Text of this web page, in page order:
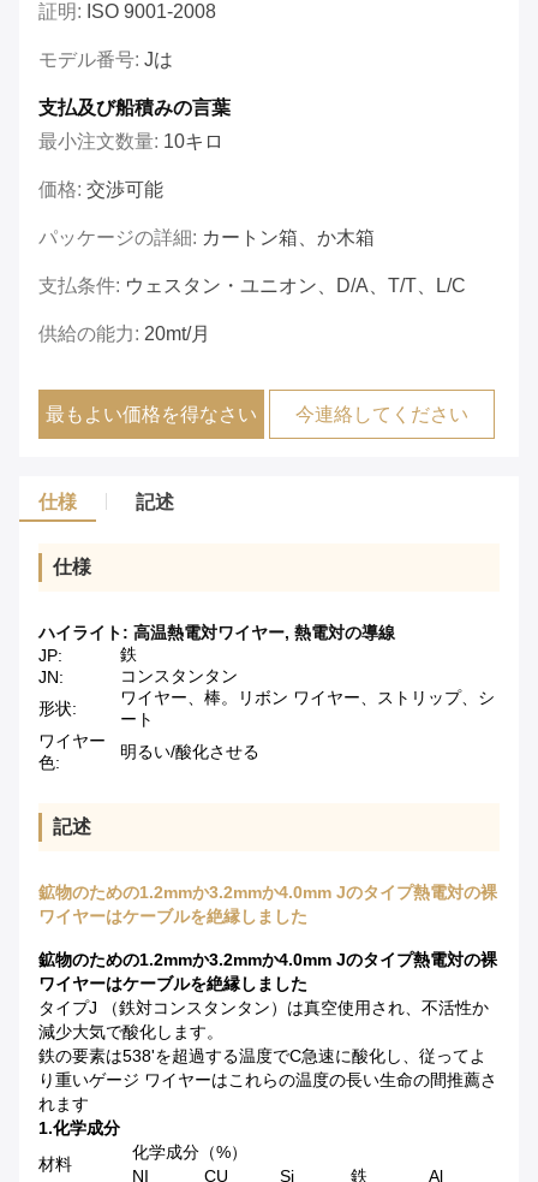
証明: ISO 9001-2008
モデル番号: Jは
支払及び船積みの言葉
最小注文数量: 10キロ
価格: 交渉可能
パッケージの詳細: カートン箱、か木箱
支払条件: ウェスタン・ユニオン、D/A、T/T、L/C
供給の能力: 20mt/月
最もよい価格を得なさい 今連絡してください
仕様 記述
仕様
ハイライト: 高温熱電対ワイヤー, 熱電対の導線
JP:
鉄
JN:
コンスタンタン
形状:
ワイヤー、棒。リボン ワイヤー、ストリップ、シ
ート
ワイヤー
色:
明るい/酸化させる
記述
鉱物のための1.2mmか3.2mmか4.0mm Jのタイプ熱電対の裸
ワイヤーはケーブルを絶縁しました
鉱物のための1.2mmか3.2mmか4.0mm Jのタイプ熱電対の裸
ワイヤーはケーブルを絶縁しました
タイプJ （鉄対コンスタンタン）は真空使用され、不活性か
減少大気で酸化します。
鉄の要素は538'を超過する温度でC急速に酸化し、従ってよ
り重いゲージ ワイヤーはこれらの温度の長い生命の間推薦さ
れます
1.化学成分
材料
化学成分（%）
NI
CU Si 鉄 Al